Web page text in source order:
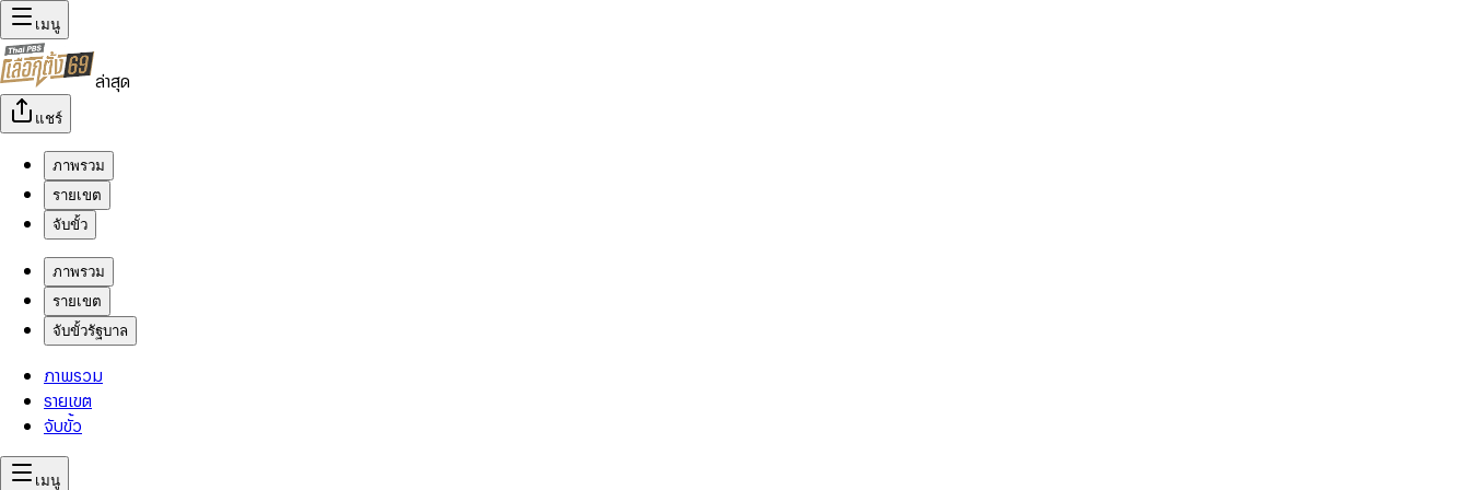
เมนู
ล่าสุด
แชร์
ภาพรวม
รายเขต
จับขั้ว
ภาพรวม
รายเขต
จับขั้วรัฐบาล
ภาพรวม
รายเขต
จับขั้ว
เมนู